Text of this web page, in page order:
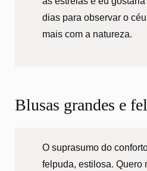
dias para observar o
mais com a natureza.
Blusas grandes e
O suprasumo do
felpuda, estilosa. Quero